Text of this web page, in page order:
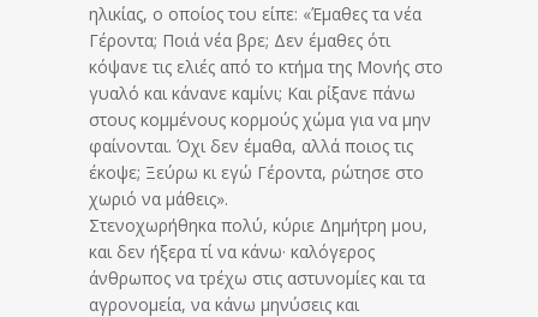
ηλικίας, ο οποίος του είπε: «Έμαθες τα νέα
Γέροντα; Ποιά νέα βρε; Δεν έμαθες ότι
κόψανε τις ελιές από το κτήμα της Μονής στο
γυαλό και κάνανε καμίνι; Και ρίξανε πάνω
στους κομμένους κορμούς χώμα για να μην
φαίνονται. Όχι δεν έμαθα, αλλά ποιος τις
έκοψε; Ξεύρω κι εγώ Γέροντα, ρώτησε στο
χωριό να μάθεις».
Στενοχωρήθηκα πολύ, κύριε Δημήτρη μου,
και δεν ήξερα τί να κάνω· καλόγερος
άνθρωπος να τρέχω στις αστυνομίες και τα
αγρονομεία, να κάνω μηνύσεις και